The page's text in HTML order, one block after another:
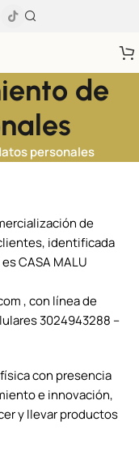
de
personales
de
identificada
CASA MALU
, con línea de
3024943288 –
con presencia
e innovación,
y llevar productos